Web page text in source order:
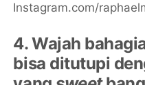
Instagram.com/
4. Wajah
bisa ditutupi